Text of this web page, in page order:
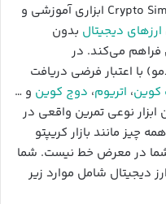
شبیه‌ساز ارز دیجیتال یا همان Crypto Simulator ابزاری آموزشی و
ارزهای دیجیتال بدون
فراهم می‌کند. در
با اعتبار فرضی دریافت
کوین، اتریوم، دوج کوین و …
نوعی تمرین واقعی در
مانند بازار کریپتو
شما در معرض خط نیست. شما
دیجیتال شامل موارد زیر